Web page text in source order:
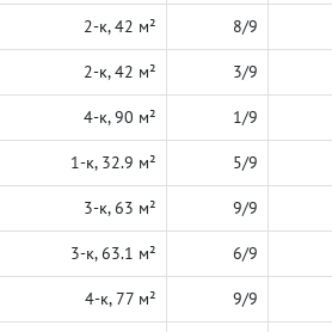
2-к, 42 м² 8/9
2-к, 42 м² 3/9
4-к, 90 м² 1/9
1-к, 32.9 м² 5/9
3-к, 63 м² 9/9
3-к, 63.1 м² 6/9
4-к, 77 м² 9/9